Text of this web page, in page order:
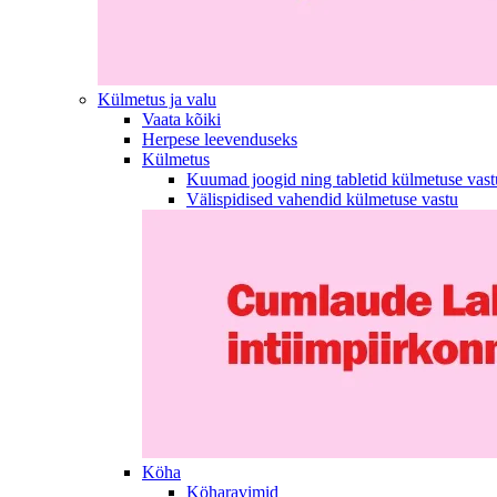
Külmetus ja valu
Vaata kõiki
Herpese leevenduseks
Külmetus
Kuumad joogid ning tabletid külmetuse
Välispidised vahendid külmetuse vastu
Köha
Köharavimid